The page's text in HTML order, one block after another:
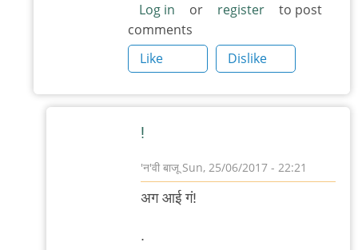
Log in or register
to post
comments
Like
Dislike
!
'न'वी बाजूSun, 25/06/2017 - 22:21
In
अग आई गं!
.